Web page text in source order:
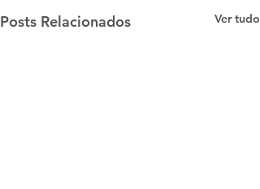
Posts Relacionados Ver tudo